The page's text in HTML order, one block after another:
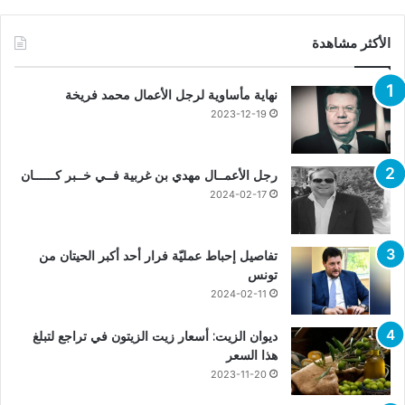
الأكثر مشاهدة
نهاية مأساوية لرجل الأعمال محمد فريخة
2023-12-19
رجل الأعمــال مهدي بن غربية فــي خــبر كــــــان
2024-02-17
تفاصيل إحباط عمليّة فرار أحد أكبر الحيتان من
تونس
2024-02-11
ديوان الزيت: أسعار زيت الزيتون في تراجع لتبلغ
هذا السعر
2023-11-20